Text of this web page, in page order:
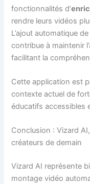
fonctionnalités d’
rendre leurs vidéos
L’ajout automatique
contribue à maintenir
facilitant la
Cette application est
contexte actuel de
éducatifs accessibles
Conclusion : Vizard
créateurs de demain
Vizard AI représente
montage vidéo